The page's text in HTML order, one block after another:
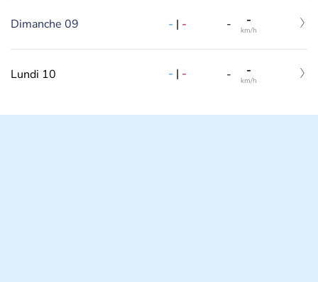
Dimanche 09 - | - - -
km/h
Lundi 10 - | - - -
km/h